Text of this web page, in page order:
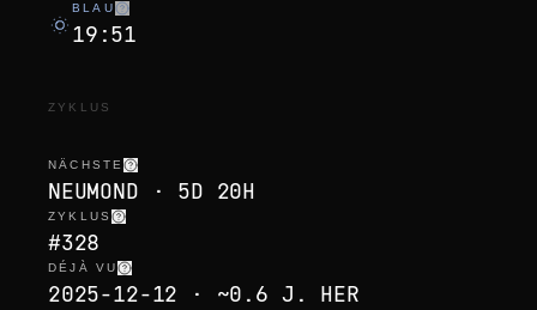
BLAU
19:51
ZYKLUS
NÄCHSTE
NEUMOND · 5D 20H
ZYKLUS
#328
DÉJÀ VU
2025-12-12 · ~0.6 J. HER